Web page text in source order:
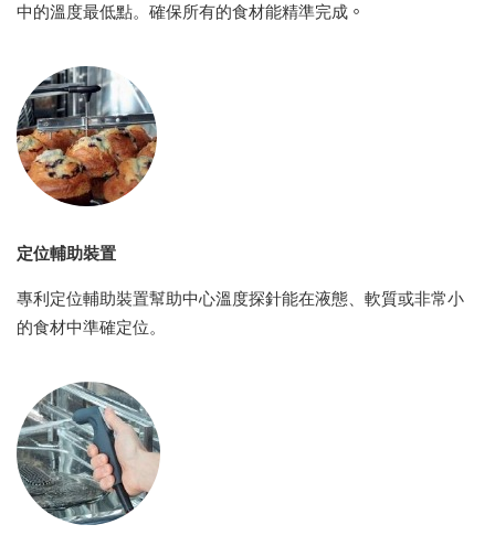
中的溫度最低點。確保所有的食材能精準完成 。
定位輔助裝置
專利定位輔助裝置幫助中心溫度探針能在液態、軟質或非常小
的食材中準確定位。